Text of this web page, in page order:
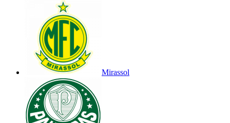
Mirassol